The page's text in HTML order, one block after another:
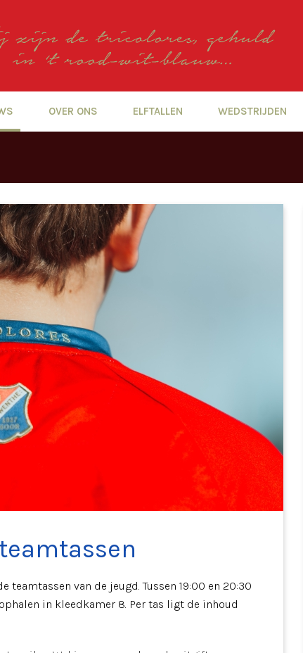
OVER ONS ELFTALLEN WEDSTRIJDEN
van de jeugd. Tussen 19:00 en 20:30
in kleedkamer 8. Per tas ligt de inhoud